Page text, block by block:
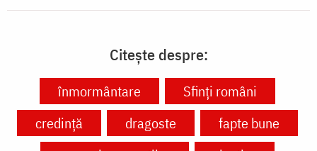
Citește despre:
înmormântare
Sfinți români
credință
dragoste
fapte bune